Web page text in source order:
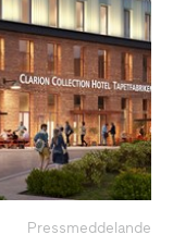
Pressmeddelande